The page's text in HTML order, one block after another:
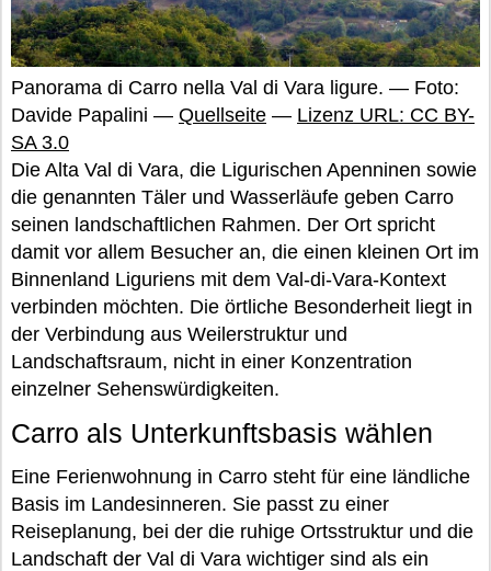
Panorama di Carro nella Val di Vara ligure. — Foto:
Davide Papalini — Quellseite — Lizenz URL: CC BY-
SA 3.0
Die Alta Val di Vara, die Ligurischen Apenninen sowie
die genannten Täler und Wasserläufe geben Carro
seinen landschaftlichen Rahmen. Der Ort spricht
damit vor allem Besucher an, die einen kleinen Ort im
Binnenland Liguriens mit dem Val-di-Vara-Kontext
verbinden möchten. Die örtliche Besonderheit liegt in
der Verbindung aus Weilerstruktur und
Landschaftsraum, nicht in einer Konzentration
einzelner Sehenswürdigkeiten.
Carro als Unterkunftsbasis wählen
Eine Ferienwohnung in Carro steht für eine ländliche
Basis im Landesinneren. Sie passt zu einer
Reiseplanung, bei der die ruhige Ortsstruktur und die
Landschaft der Val di Vara wichtiger sind als ein